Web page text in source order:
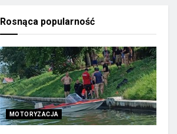
Rosnąca popularność
MOTORYZACJA